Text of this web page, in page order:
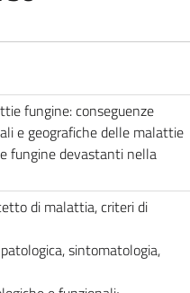
fungine: conseguenze
e geografiche delle malattie
fungine devastanti nella
di malattia, criteri di
sintomatologia,